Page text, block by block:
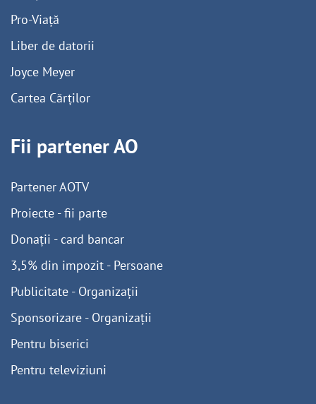
Pro-Viață
Liber de datorii
Joyce Meyer
Cartea Cărților
Fii partener AO
Partener AOTV
Proiecte - fii parte
Donații - card bancar
3,5% din impozit - Persoane
Publicitate - Organizații
Sponsorizare - Organizații
Pentru biserici
Pentru televiziuni